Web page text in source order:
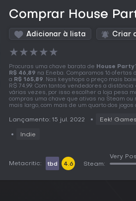
Comprar House
Adicionar à lista Criar
★★★★★
Procuras uma chave barata de House Party
R$ 46,89 na Eneba. Comparamos 16 ofertas
a R$ 165,89. Nas keyshops o preço mais
R$ 74,99. Com tantos vendedores a
várias vezes, por isso escolher a loja pesa
compras uma chave que ativas na Steam
mais largo, com mais de um quarto dos
Lançamento: 15 jul. 2022 Eek!
Indie
Metacritic: tbd 4.6 Steam:
Very